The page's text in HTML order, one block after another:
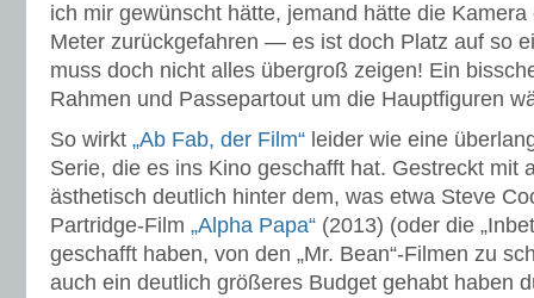
ich mir gewünscht hätte, jemand hätte die
Meter zurückgefahren — es ist doch Platz auf so
muss doch nicht alles übergroß zeigen! Ein
Rahmen und Passepartout um die Hauptfiguren
So wirkt „Ab Fab, der Film“ leider wie eine
Serie, die es ins Kino geschafft hat. Gestreckt mit
ästhetisch deutlich hinter dem, was etwa Steve
Partridge-Film „Alpha Papa“ (2013) (oder die
geschafft haben, von den „Mr. Bean“-Filmen zu
auch ein deutlich größeres Budget gehabt haben